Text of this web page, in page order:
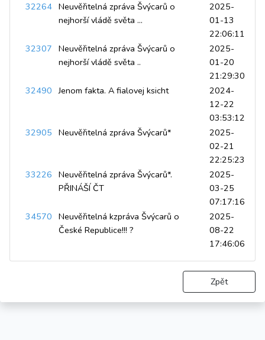
32264 Neuvěřitelná zpráva Švýcarů o
nejhorší vládě světa ...
2025-
01-13
22:06:11
32307 Neuvěřitelná zpráva Švýcarů o
nejhorší vládě světa ..
2025-
01-20
21:29:30
32490 Jenom fakta. A fialovej ksicht
2024-
12-22
03:53:12
32905 Neuvěřitelná zpráva Švýcarů*
2025-
02-21
22:25:23
33226 Neuvěřitelná zpráva Švýcarů*.
PŘINÁŠÍ ČT
2025-
03-25
07:17:16
34570 Neuvěřitelná kzpráva Švýcarů o
České Republice!!! ?
2025-
08-22
17:46:06
Zpět